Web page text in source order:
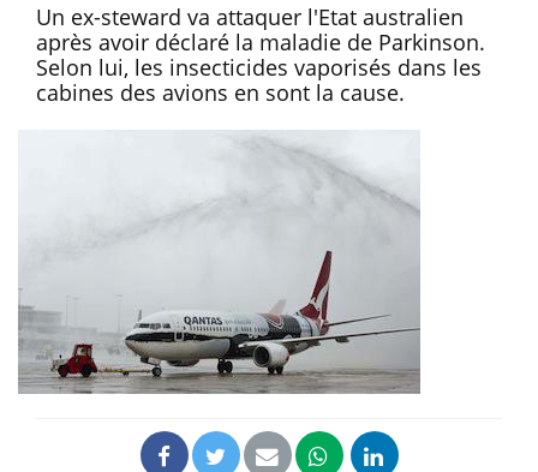
Un ex-steward va attaquer l'Etat australien
après avoir déclaré la maladie de Parkinson.
Selon lui, les insecticides vaporisés dans les
cabines des avions en sont la cause.